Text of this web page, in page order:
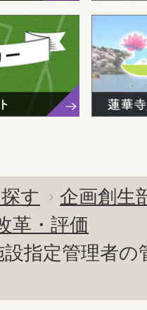
す
企画創生
革・評価
指定管理者